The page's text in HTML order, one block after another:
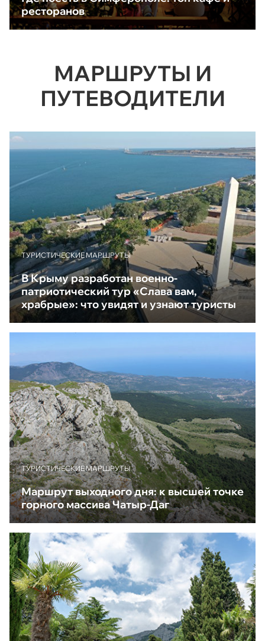
ресторанов
МАРШРУТЫ И
ПУТЕВОДИТЕЛИ
ТУРИСТИЧЕСКИЕ МАРШРУТЫ
В Крыму разработан военно-
патриотический тур «Слава вам,
храбрые»: что увидят и узнают туристы
ТУРИСТИЧЕСКИЕ МАРШРУТЫ
Маршрут выходного дня: к высшей точке
горного массива Чатыр-Даг